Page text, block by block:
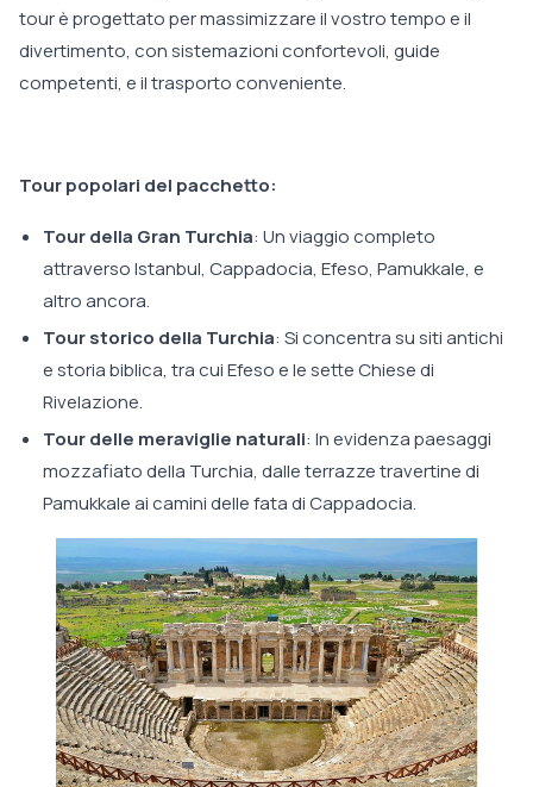
tour è progettato per massimizzare il vostro tempo e il
divertimento, con sistemazioni confortevoli, guide
competenti, e il trasporto conveniente.
Tour popolari del pacchetto:
Tour della Gran Turchia: Un viaggio completo
attraverso Istanbul, Cappadocia, Efeso, Pamukkale, e
altro ancora.
Tour storico della Turchia: Si concentra su siti antichi
e storia biblica, tra cui Efeso e le sette Chiese di
Rivelazione.
Tour delle meraviglie naturali: In evidenza paesaggi
mozzafiato della Turchia, dalle terrazze travertine di
Pamukkale ai camini delle fata di Cappadocia.